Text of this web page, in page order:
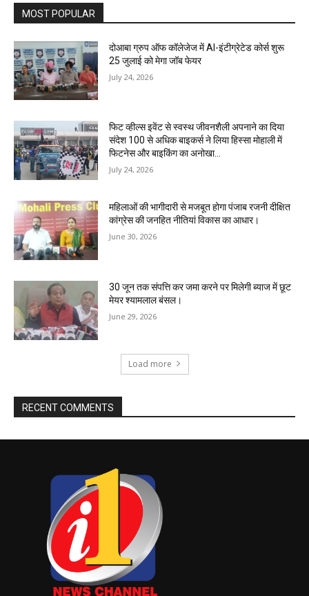
MOST POPULAR
दोआबा ग्रुप ऑफ कॉलेजेज में AI-इंटीग्रेटेड कोर्स शुरू
25 जुलाई को मेगा जॉब फेयर
July 24, 2026
फिट व्हील्स इवेंट से स्वस्थ जीवनशैली अपनाने का दिया
संदेश 100 से अधिक बाइकर्स ने लिया हिस्सा मोहाली में
फिटनेस और बाइकिंग का अनोखा...
July 24, 2026
महिलाओं की भागीदारी से मजबूत होगा पंजाब रजनी दीक्षित
कांग्रेस की जनहित नीतियां विकास का आधार।
June 30, 2026
30 जून तक संपत्ति कर जमा करने पर मिलेगी ब्याज में छूट
मेयर श्यामलाल बंसल।
June 29, 2026
Load more
RECENT COMMENTS